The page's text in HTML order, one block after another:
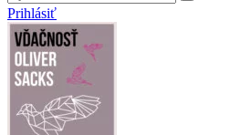
Prihlásiť